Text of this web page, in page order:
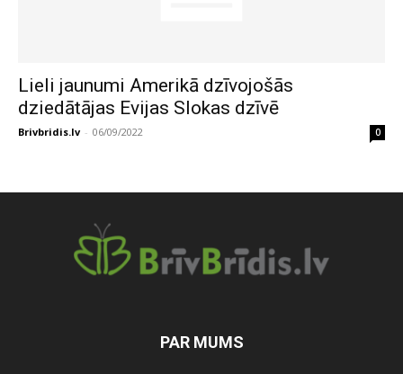
Lieli jaunumi Amerikā dzīvojošās
dziedātājas Evijas Slokas dzīvē
Brivbridis.lv - 06/09/2022 0
PAR MUMS